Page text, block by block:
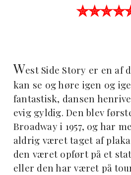
West Side Story er en af
kan se og høre igen og
fantastisk, dansen
evig gyldig. Den blev
Broadway i 1957, og har
aldrig været taget af
den været opført på et
eller den har været på